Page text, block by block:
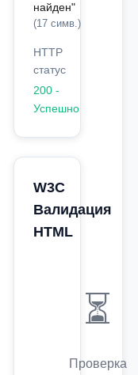
найден"
(17 симв.)
HTTP
статус
200 -
Успешно
W3C
Валидация
HTML
⏳
Проверка